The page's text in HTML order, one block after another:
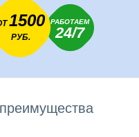
1500
РУБ.
РАБОТАЕМ
24/7